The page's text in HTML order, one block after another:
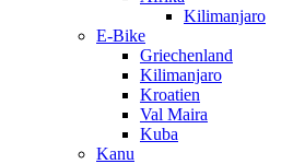
Kilimanjaro
E-Bike
Griechenland
Kilimanjaro
Kroatien
Val Maira
Kuba
Kanu